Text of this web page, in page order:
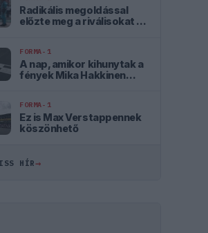
Radikális megoldással
előzte meg a riválisokat az
FORMA-1
A nap, amikor kihunytak a
fények Mika Hakkinen
FORMA-1
Ez is Max Verstappennek
köszönhető
HÍR→